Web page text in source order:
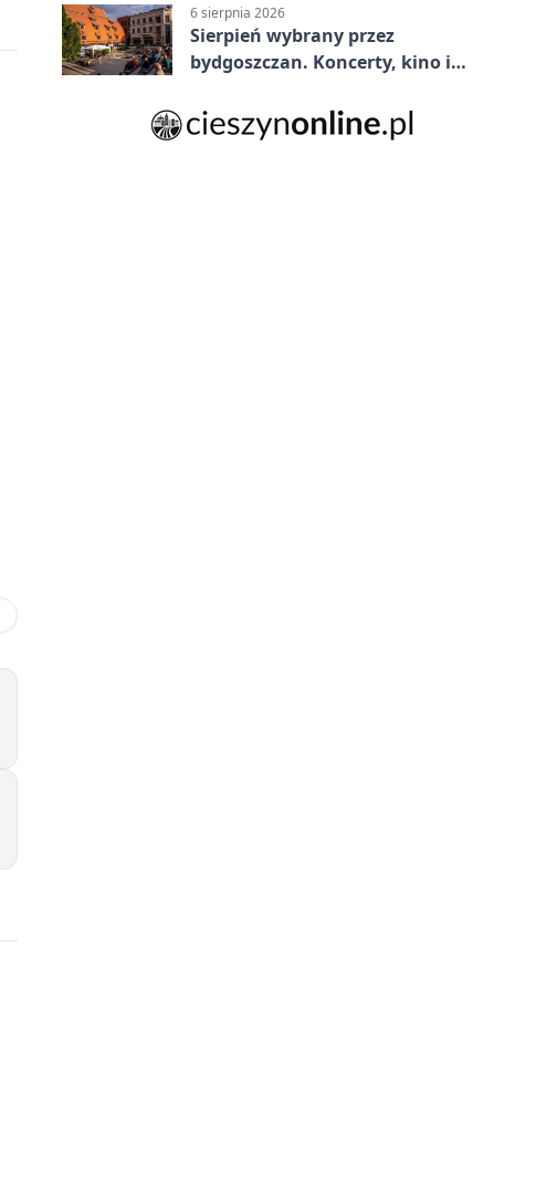
6 sierpnia 2026
Sierpień wybrany przez
bydgoszczan. Koncerty, kino i